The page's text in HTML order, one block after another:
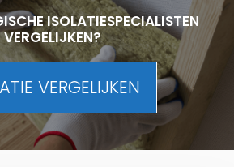
ISOLATIESPECIALISTEN
VERGELIJKEN?
VERGELIJKEN